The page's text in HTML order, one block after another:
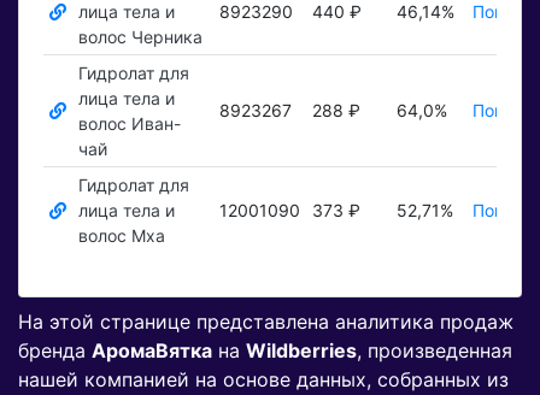
лица тела и
волос Черника
8923290 440 ₽ 46,14%
Гидролат для
лица тела и
волос Иван-
чай
8923267 288 ₽ 64,0%
Гидролат для
лица тела и
волос Мха
12001090 373 ₽ 52,71%
На этой странице представлена аналитика продаж
бренда АромаВятка на Wildberries, произведенная
нашей компанией на основе данных, собранных из